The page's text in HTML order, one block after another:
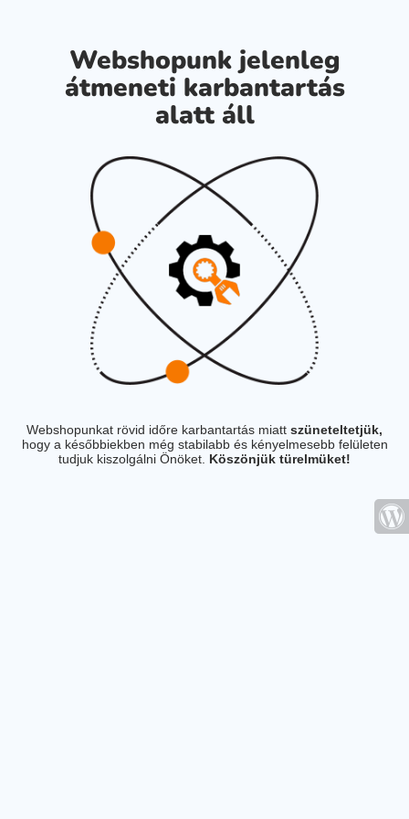
Webshopunk jelenleg
átmeneti karbantartás
alatt áll
Webshopunkat rövid időre karbantartás miatt szüneteltetjük,
hogy a későbbiekben még stabilabb és kényelmesebb felületen
tudjuk kiszolgálni Önöket. Köszönjük türelmüket!